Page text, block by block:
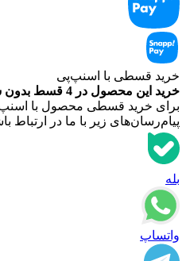
خرید قسطی با اسنپ‌‌پی
خرید این محصول در 4 قسط بدون سود با اسنپ‌‌پی
برای خرید قسطی محصول با
پیام‌رسان‌های زیر با ما در ارتباط
بله
واتساپ